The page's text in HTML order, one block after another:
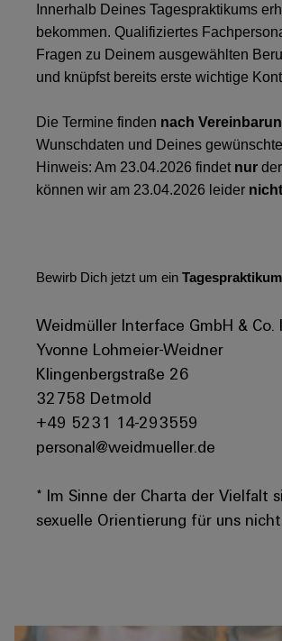
Innerhalb Deines Tagespraktikums
bekommen. Qualifiziertes
Fragen zu Deinem ausgewählten
und knüpfst bereits erste wichtige
Die Termine finden nach
Wunschdaten und Deines
Hinweis: Am 23.04.2026 findet nur der
können wir am 23.04.2026 leider nicht
Bewirb Dich jetzt um ein
Weidmüller Interface GmbH & Co.
Yvonne Lohmeier-Weidner
Klingenbergstraße 26
32758 Detmold
+49 5231 14-293559
personal@weidmueller.de
* Im Sinne der Charta der Vielfalt
sexuelle Orientierung für uns